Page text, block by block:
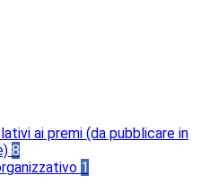
ai premi (da pubblicare in
8
1